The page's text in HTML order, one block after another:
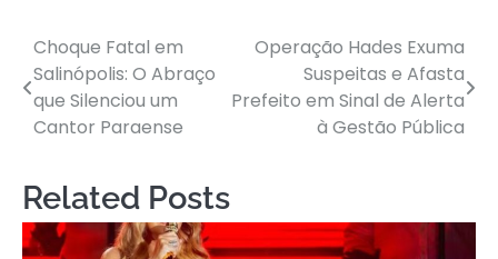
Post
navigation
Choque Fatal em
Salinópolis: O Abraço
que Silenciou um
Cantor Paraense
Operação Hades Exuma
Suspeitas e Afasta
Prefeito em Sinal de Alerta
à Gestão Pública
Related Posts